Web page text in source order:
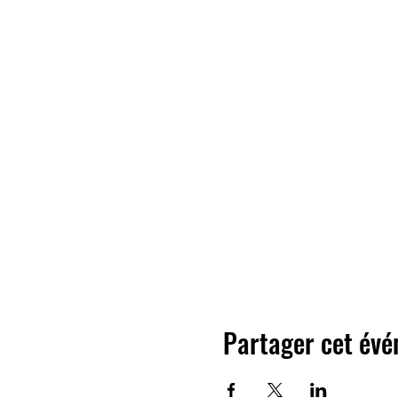
Partager cet